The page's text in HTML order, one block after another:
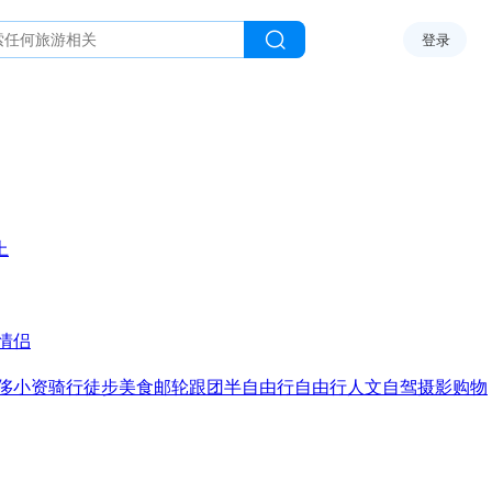
登录
侣
小资骑行徒步美食邮轮跟团半自由行自由行人文自驾摄影购物